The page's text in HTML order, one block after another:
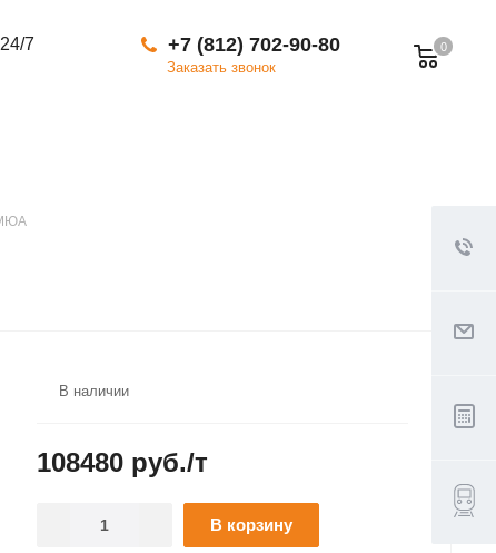
0
+7 (812) 702-90-80
Заказать звонок
7
В наличии
108480 руб./т
В корзину